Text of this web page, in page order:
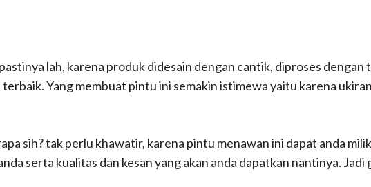
lah, karena produk didesain dengan cantik, diproses
Yang membuat pintu ini semakin istimewa yaitu karena
sih? tak perlu khawatir, karena pintu menawan ini dapat anda
serta kualitas dan kesan yang akan anda dapatkan nantinya. Jadi